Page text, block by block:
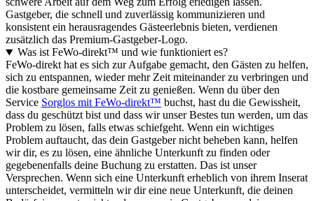
Gastgeber, die schnell und zuverlässig kommunizieren und
konsistent ein herausragendes Gästeerlebnis bieten, verdienen
zusätzlich das Premium-Gastgeber-Logo.
Was ist FeWo-direkt™ und wie funktioniert es?
FeWo-direkt hat es sich zur Aufgabe gemacht, den Gästen zu helfen,
sich zu entspannen, wieder mehr Zeit miteinander zu verbringen und
die kostbare gemeinsame Zeit zu genießen. Wenn du über den
Service Sorglos mit FeWo-direkt™ buchst, hast du die Gewissheit,
dass du geschützt bist und dass wir unser Bestes tun werden, um das
Problem zu lösen, falls etwas schiefgeht. Wenn ein wichtiges
Problem auftaucht, das dein Gastgeber nicht beheben kann, helfen
wir dir, es zu lösen, eine ähnliche Unterkunft zu finden oder
gegebenenfalls deine Buchung zu erstatten. Das ist unser
Versprechen. Wenn sich eine Unterkunft erheblich von ihrem Inserat
unterscheidet, vermitteln wir dir eine neue Unterkunft, die deinen